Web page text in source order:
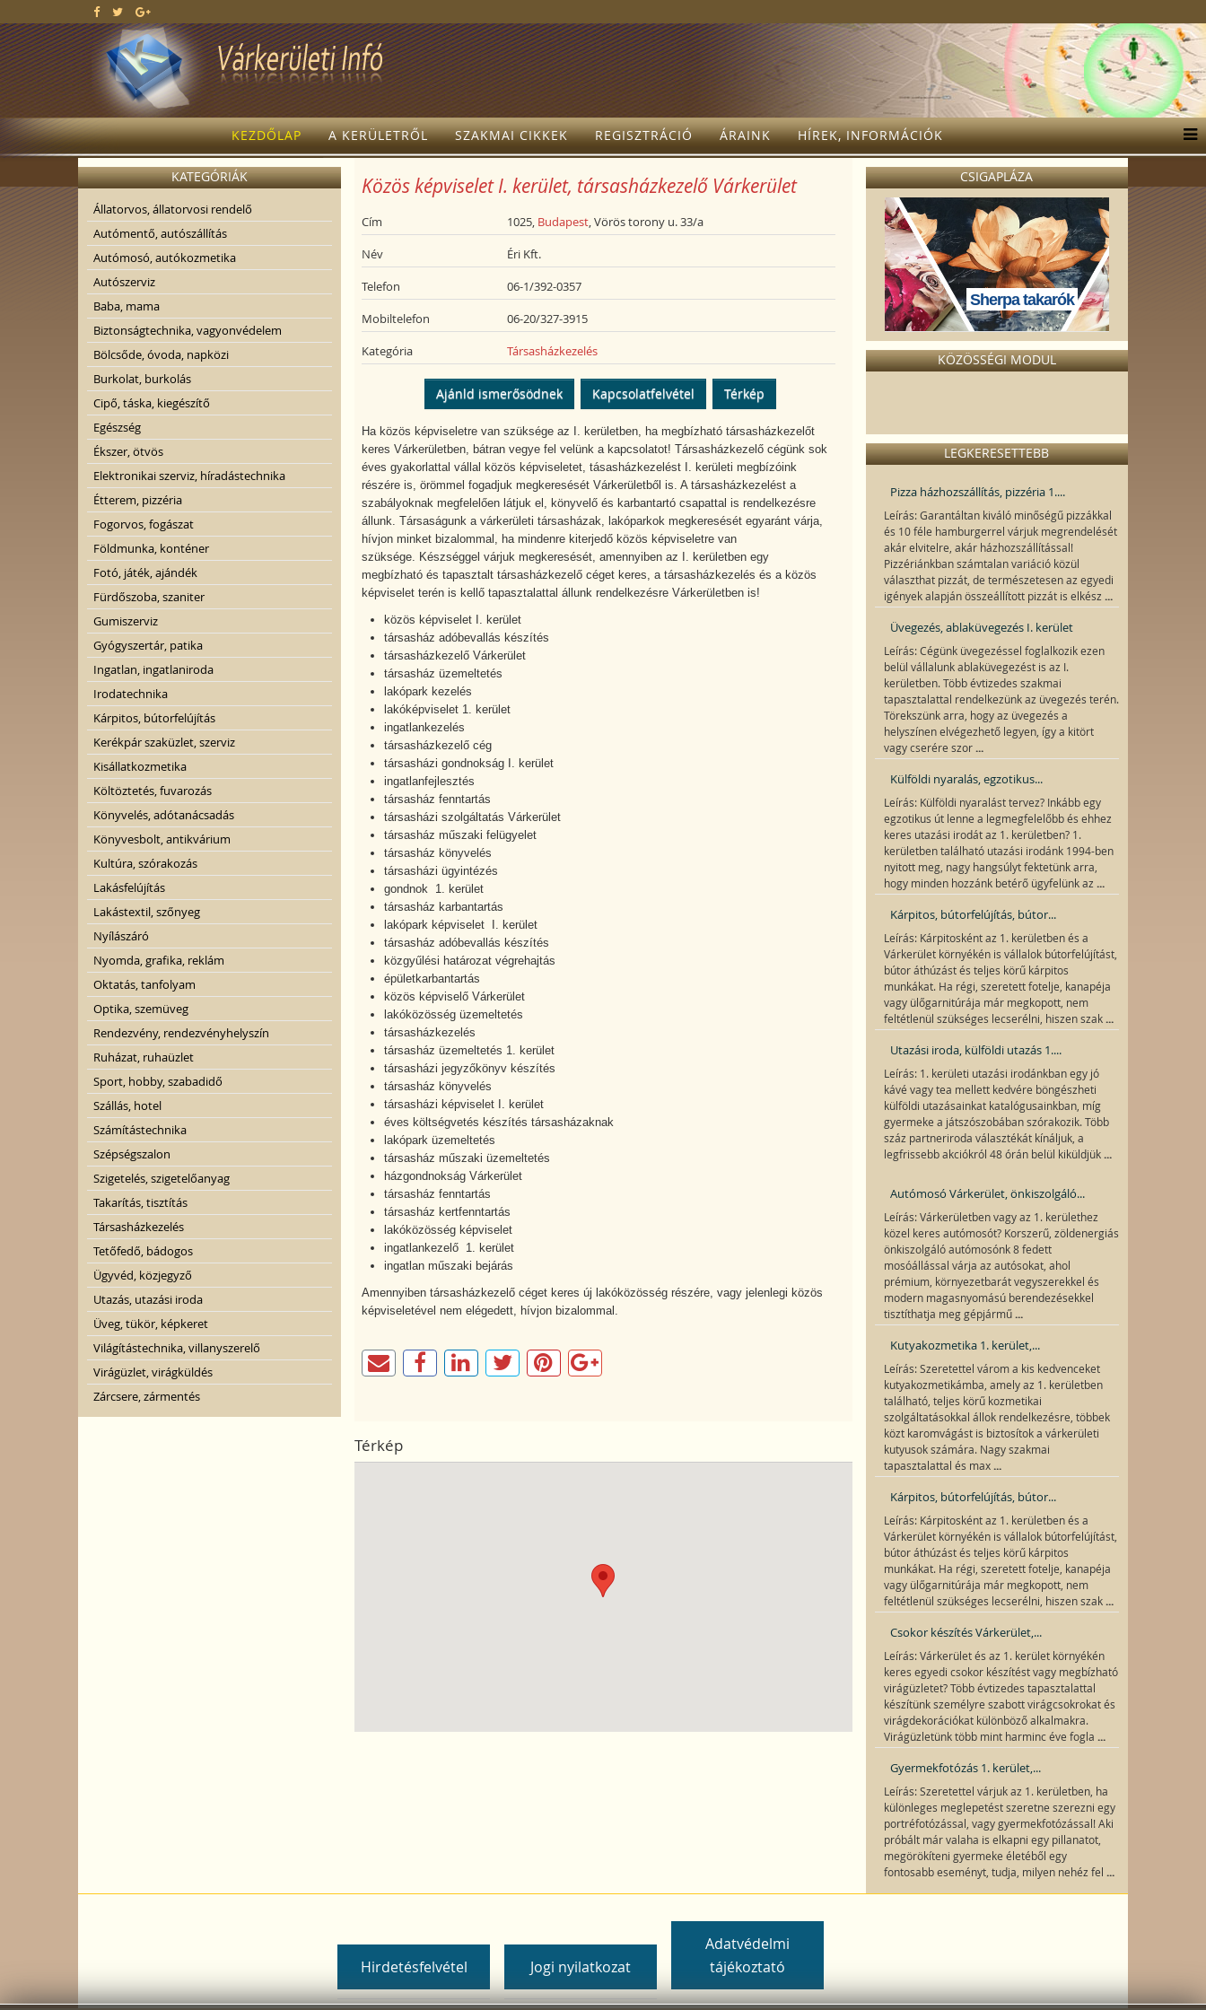
KEZDŐLAP A KERÜLETRŐL SZAKMAI CIKKEK REGISZTRÁCIÓ ÁRAINK HÍREK, INFORMÁCIÓK
KATEGÓRIÁK
Állatorvos, állatorvosi rendelő
Autómentő, autószállítás
Autómosó, autókozmetika
Autószerviz
Baba, mama
Biztonságtechnika, vagyonvédelem
Bölcsőde, óvoda, napközi
Burkolat, burkolás
Cipő, táska, kiegészítő
Egészség
Ékszer, ötvös
Elektronikai szerviz, híradástechnika
Étterem, pizzéria
Fogorvos, fogászat
Földmunka, konténer
Fotó, játék, ajándék
Fürdőszoba, szaniter
Gumiszerviz
Gyógyszertár, patika
Ingatlan, ingatlaniroda
Irodatechnika
Kárpitos, bútorfelújítás
Kerékpár szaküzlet, szerviz
Kisállatkozmetika
Költöztetés, fuvarozás
Könyvelés, adótanácsadás
Könyvesbolt, antikvárium
Kultúra, szórakozás
Lakásfelújítás
Lakástextil, szőnyeg
Nyílászáró
Nyomda, grafika, reklám
Oktatás, tanfolyam
Optika, szemüveg
Rendezvény, rendezvényhelyszín
Ruházat, ruhaüzlet
Sport, hobby, szabadidő
Szállás, hotel
Számítástechnika
Szépségszalon
Szigetelés, szigetelőanyag
Takarítás, tisztítás
Társasházkezelés
Tetőfedő, bádogos
Ügyvéd, közjegyző
Utazás, utazási iroda
Üveg, tükör, képkeret
Világítástechnika, villanyszerelő
Virágüzlet, virágküldés
Zárcsere, zármentés
Közös képviselet I. kerület, társasházkezelő Várkerület
Cím 1025, Budapest, Vörös torony u. 33/a
Név Éri Kft.
Telefon 06-1/392-0357
Mobiltelefon 06-20/327-3915
Kategória Társasházkezelés
Ajánld ismerősödnek Kapcsolatfelvétel Térkép
Ha közös képviseletre van szüksége az I. kerületben, ha megbízható társasházkezelőt
keres Várkerületben, bátran vegye fel velünk a kapcsolatot! Társasházkezelő cégünk sok
éves gyakorlattal vállal közös képviseletet, tásasházkezelést I. kerületi megbízóink
részére is, örömmel fogadjuk megkeresését Várkerületből is. A társasházkezelést a
szabályoknak megfelelően látjuk el, könyvelő és karbantartó csapattal is rendelkezésre
állunk. Társaságunk a várkerületi társasházak, lakóparkok megkeresését egyaránt várja,
hívjon minket bizalommal, ha mindenre kiterjedő közös képviseletre van
szüksége. Készséggel várjuk megkeresését, amennyiben az I. kerületben egy
megbízható és tapasztalt társasházkezelő céget keres, a társasházkezelés és a közös
képviselet terén is kellő tapasztalattal állunk rendelkezésre Várkerületben is!
közös képviselet I. kerület
társasház adóbevallás készítés
társasházkezelő Várkerület
társasház üzemeltetés
lakópark kezelés
lakóképviselet 1. kerület
ingatlankezelés
társasházkezelő cég
társasházi gondnokság I. kerület
ingatlanfejlesztés
társasház fenntartás
társasházi szolgáltatás Várkerület
társasház műszaki felügyelet
társasház könyvelés
társasházi ügyintézés
gondnok 1. kerület
társasház karbantartás
lakópark képviselet I. kerület
társasház adóbevallás készítés
közgyűlési határozat végrehajtás
épületkarbantartás
közös képviselő Várkerület
lakóközösség üzemeltetés
társasházkezelés
társasház üzemeltetés 1. kerület
társasházi jegyzőkönyv készítés
társasház könyvelés
társasházi képviselet I. kerület
éves költségvetés készítés társasházaknak
lakópark üzemeltetés
társasház műszaki üzemeltetés
házgondnokság Várkerület
társasház fenntartás
társasház kertfenntartás
lakóközösség képviselet
ingatlankezelő 1. kerület
ingatlan műszaki bejárás
Amennyiben társasházkezelő céget keres új lakóközösség részére, vagy jelenlegi közös
képviseletével nem elégedett, hívjon bizalommal.
Térkép
CSIGAPLÁZA
Sherpa takarók
KÖZÖSSÉGI MODUL
LEGKERESETTEBB
Pizza házhozszállítás, pizzéria 1....
Leírás: Garantáltan kiváló minőségű pizzákkal
és 10 féle hamburgerrel várjuk megrendelését
akár elvitelre, akár házhozszállítással!
Pizzériánkban számtalan variáció közül
választhat pizzát, de természetesen az egyedi
igények alapján összeállított pizzát is elkész ...
Üvegezés, ablaküvegezés I. kerület
Leírás: Cégünk üvegezéssel foglalkozik ezen
belül vállalunk ablaküvegezést is az I.
kerületben. Több évtizedes szakmai
tapasztalattal rendelkezünk az üvegezés terén.
Törekszünk arra, hogy az üvegezés a
helyszínen elvégezhető legyen, így a kitört
vagy cserére szor ...
Külföldi nyaralás, egzotikus...
Leírás: Külföldi nyaralást tervez? Inkább egy
egzotikus út lenne a legmegfelelőbb és ehhez
keres utazási irodát az 1. kerületben? 1.
kerületben található utazási irodánk 1994-ben
nyitott meg, nagy hangsúlyt fektetünk arra,
hogy minden hozzánk betérő ügyfelünk az ...
Kárpitos, bútorfelújítás, bútor...
Leírás: Kárpitosként az 1. kerületben és a
Várkerület környékén is vállalok bútorfelújítást,
bútor áthúzást és teljes körű kárpitos
munkákat. Ha régi, szeretett fotelje, kanapéja
vagy ülőgarnitúrája már megkopott, nem
feltétlenül szükséges lecserélni, hiszen szak ...
Utazási iroda, külföldi utazás 1....
Leírás: 1. kerületi utazási irodánkban egy jó
kávé vagy tea mellett kedvére böngészheti
külföldi utazásainkat katalógusainkban, míg
gyermeke a játszószobában szórakozik. Több
száz partneriroda választékát kínáljuk, a
legfrissebb akciókról 48 órán belül kiküldjük ...
Autómosó Várkerület, önkiszolgáló...
Leírás: Várkerületben vagy az 1. kerülethez
közel keres autómosót? Korszerű, zöldenergiás
önkiszolgáló autómosónk 8 fedett
mosóállással várja az autósokat, ahol
prémium, környezetbarát vegyszerekkel és
modern magasnyomású berendezésekkel
tisztíthatja meg gépjármű ...
Kutyakozmetika 1. kerület,...
Leírás: Szeretettel várom a kis kedvenceket
kutyakozmetikámba, amely az 1. kerületben
található, teljes körű kozmetikai
szolgáltatásokkal állok rendelkezésre, többek
közt karomvágást is biztosítok a várkerületi
kutyusok számára. Nagy szakmai
tapasztalattal és max ...
Kárpitos, bútorfelújítás, bútor...
Leírás: Kárpitosként az 1. kerületben és a
Várkerület környékén is vállalok bútorfelújítást,
bútor áthúzást és teljes körű kárpitos
munkákat. Ha régi, szeretett fotelje, kanapéja
vagy ülőgarnitúrája már megkopott, nem
feltétlenül szükséges lecserélni, hiszen szak ...
Csokor készítés Várkerület,...
Leírás: Várkerület és az 1. kerület környékén
keres egyedi csokor készítést vagy megbízható
virágüzletet? Több évtizedes tapasztalattal
készítünk személyre szabott virágcsokrokat és
virágdekorációkat különböző alkalmakra.
Virágüzletünk több mint harminc éve fogla ...
Gyermekfotózás 1. kerület,...
Leírás: Szeretettel várjuk az 1. kerületben, ha
különleges meglepetést szeretne szerezni egy
portréfotózással, vagy gyermekfotózással! Aki
próbált már valaha is elkapni egy pillanatot,
megörökíteni gyermeke életéből egy
fontosabb eseményt, tudja, milyen nehéz fel ...
Hirdetésfelvétel Jogi nyilatkozat
Adatvédelmi
tájékoztató